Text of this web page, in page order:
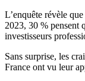
L’enquête révèle
2023, 30 % pensent
investisseurs
Sans surprise, les
France ont vu leur